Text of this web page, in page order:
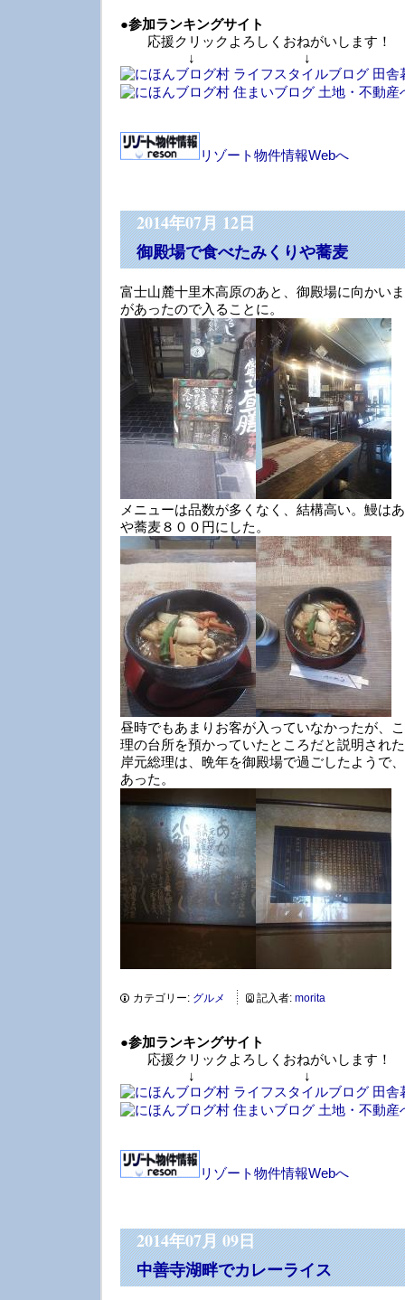
●参加ランキングサイト
応援クリックよろしくおねがいします！
↓ ↓
リゾート物件情報Webへ
2014年07月 12日
御殿場で食べたみくりや蕎麦
富士山麓十里木高原のあと、御殿場に向かい
があったので入ることに。
メニューは品数が多くなく、結構高い。鰻は
や蕎麦８００円にした。
昼時でもあまりお客が入っていなかったが、
理の台所を預かっていたところだと説明され
岸元総理は、晩年を御殿場で過ごしたようで
あった。
カテゴリー: グルメ 記入者: morita
●参加ランキングサイト
応援クリックよろしくおねがいします！
↓ ↓
リゾート物件情報Webへ
2014年07月 09日
中善寺湖畔でカレーライス